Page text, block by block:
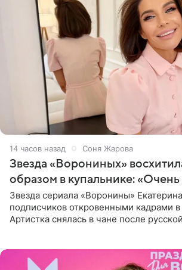
14 часов назад Соня Жарова
Звезда «Ворониных»
образом в купальнике: «Очень
Звезда сериала «Воронины»
подписчиков откровенными кадрами в
Артистка снялась в чане после